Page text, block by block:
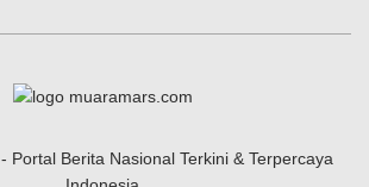
Portal Berita Nasional Terkini & Terpercaya